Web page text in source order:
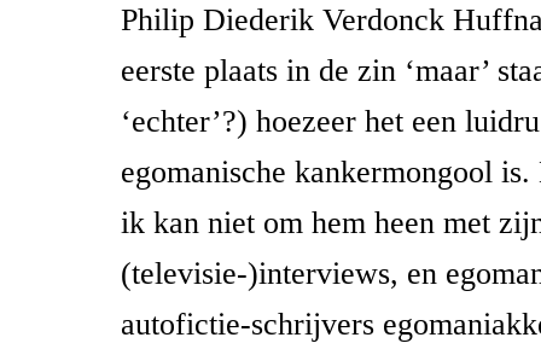
Philip Diederik Verdonck
eerste plaats in de zin ‘maar’
‘echter’?) hoezeer het een
egomanische kankermongool
ik kan niet om hem heen met
(televisie-)interviews, en
autofictie-schrijvers